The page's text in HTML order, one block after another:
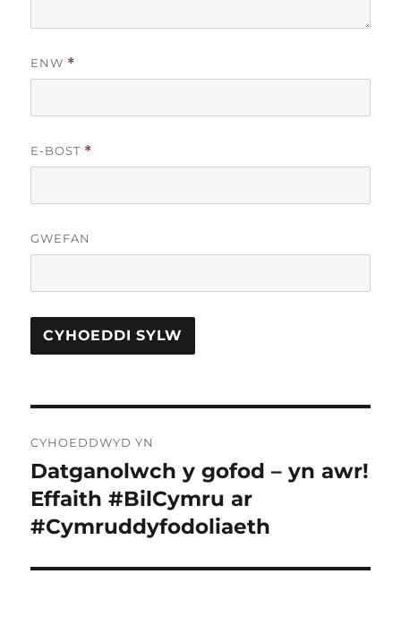
ENW *
E-BOST *
GWEFAN
cofnod
CYHOEDDWYD YN
Datganolwch y gofod – yn awr!
Effaith #BilCymru ar
#Cymruddyfodoliaeth